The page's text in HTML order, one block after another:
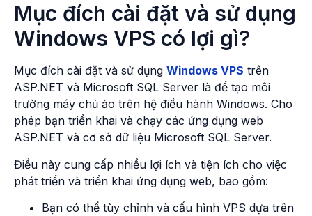
Mục đích cài đặt và sử dụng
Windows VPS có lợi gì?
Mục đích cài đặt và sử dụng Windows VPS trên
ASP.NET và Microsoft SQL Server là để tạo môi
trường máy chủ ảo trên hệ điều hành Windows. Cho
phép bạn triển khai và chạy các ứng dụng web
ASP.NET và cơ sở dữ liệu Microsoft SQL Server.
Điều này cung cấp nhiều lợi ích và tiện ích cho việc
phát triển và triển khai ứng dụng web, bao gồm:
Bạn có thể tùy chỉnh và cấu hình VPS dựa trên